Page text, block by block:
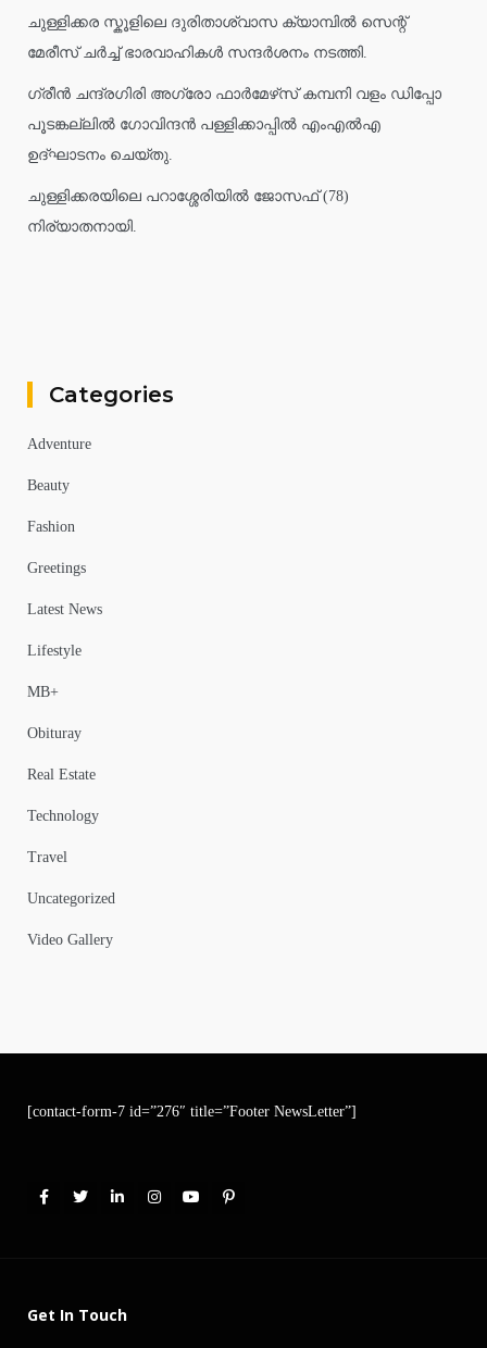
ചുള്ളിക്കര സ്കൂളിലെ ദുരിതാശ്വാസ ക്യാമ്പിൽ സെന്റ്
മേരീസ് ചർച്ച് ഭാരവാഹികൾ സന്ദർശനം നടത്തി.
ഗ്രീൻ ചന്ദ്രഗിരി അഗ്രോ ഫാർമേഴ്‌സ് കമ്പനി വളം ഡിപ്പോ
പൂടങ്കല്ലിൽ ഗോവിന്ദൻ പള്ളിക്കാപ്പിൽ എംഎൽഎ
ഉദ്ഘാടനം ചെയ്തു.
ചുള്ളിക്കരയിലെ പറാശ്ശേരിയിൽ ജോസഫ് (78)
നിര്യാതനായി.
Categories
Adventure
Beauty
Fashion
Greetings
Latest News
Lifestyle
MB+
Obituray
Real Estate
Technology
Travel
Uncategorized
Video Gallery
[contact-form-7 id=”276″ title=”Footer NewsLetter”]
Get In Touch